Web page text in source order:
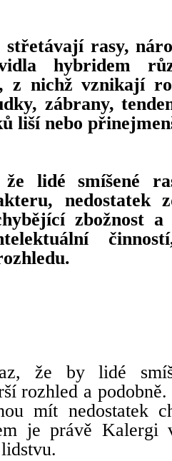
střetávají rasy,
hybridem
z nichž vznikají
zábrany,
liší nebo
lidé smíšené
nedostatek
zbožnost
že by lidé
rozhled a
mít nedostatek
je právě